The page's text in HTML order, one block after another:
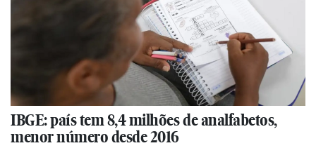
IBGE: país tem 8,4 milhões de analfabetos,
menor número desde 2016